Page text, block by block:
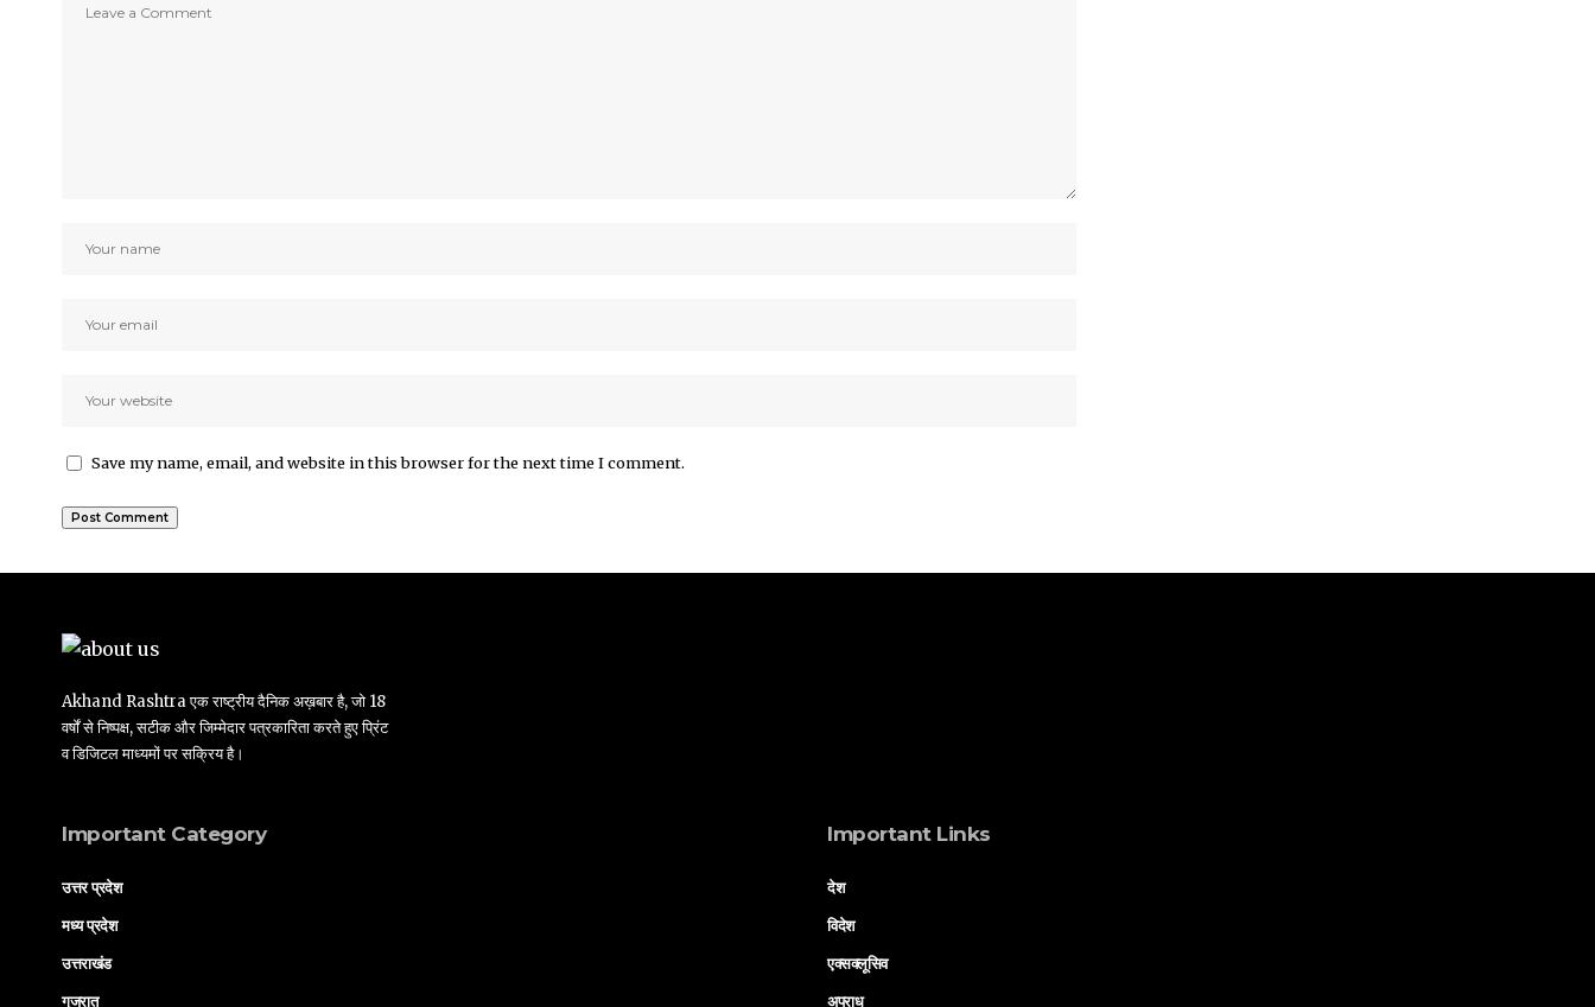
Save my name, email, and website in this browser for the next time I comment.
Akhand Rashtra एक राष्ट्रीय दैनिक अख़बार है, जो 18
वर्षों से निष्पक्ष, सटीक और जिम्मेदार पत्रकारिता करते हुए प्रिंट
व डिजिटल माध्यमों पर सक्रिय है।
Important Category
उत्तर प्रदेश
मध्य प्रदेश
उत्तराखंड
गुजरात
Important Links
देश
विदेश
एक्सक्लूसिव
अपराध